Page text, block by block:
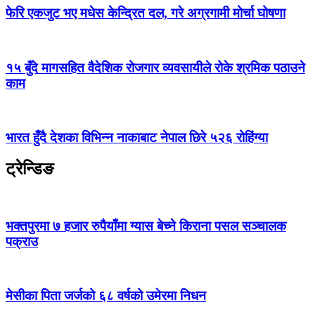
फेरि एकजुट भए मधेस केन्द्रित दल, गरे अग्रगामी मोर्चा घोषणा
१५ बुँदे मागसहित वैदेशिक रोजगार व्यवसायीले रोके श्रमिक पठाउने
काम
भारत हुँदै देशका विभिन्न नाकाबाट नेपाल छिरे ५२६ रोहिंग्या
ट्रेन्डिङ
भक्तपुरमा ७ हजार रुपैयाँमा ग्यास बेच्ने किराना पसल सञ्चालक
पक्राउ
मेसीका पिता जर्जको ६८ वर्षको उमेरमा निधन